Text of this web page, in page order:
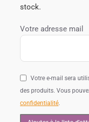
stock.
Votre adresse mail
Votre e-mail sera
des produits. Vous
confidentialité.